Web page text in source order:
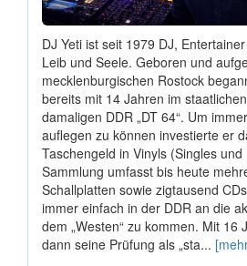
DJ Yeti ist seit 1979 DJ,
Leib und Seele. Geboren und
mecklenburgischen Rostock
bereits mit 14 Jahren im
damaligen DDR „DT 64“. Um
auflegen zu können investierte er
Taschengeld in Vinyls (Singles und
Sammlung umfasst bis heute
Schallplatten sowie zigtausend
immer einfach in der DDR an die
dem „Westen“ zu kommen. Mit 16
dann seine Prüfung als „sta...